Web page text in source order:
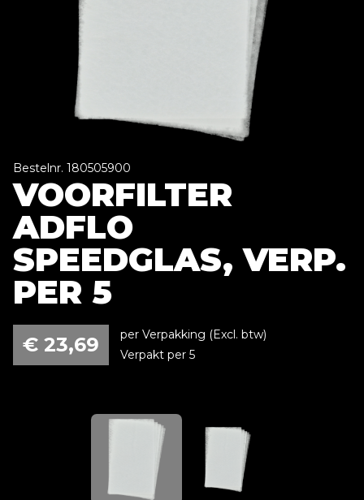
Bestelnr. 180505900
VOORFILTER
ADFLO
SPEEDGLAS, VERP.
PER 5
€ 23,69
per Verpakking (Excl. btw)
Verpakt per 5